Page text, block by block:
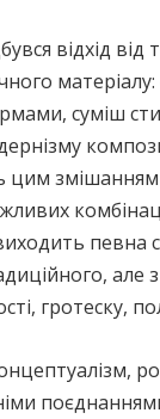
відхід
суміш
цим змішанням
певна
але
гротеску,